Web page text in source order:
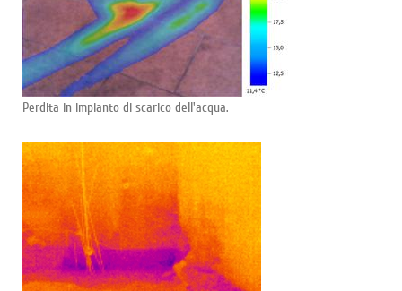
Perdita in impianto di scarico dell'acqua.